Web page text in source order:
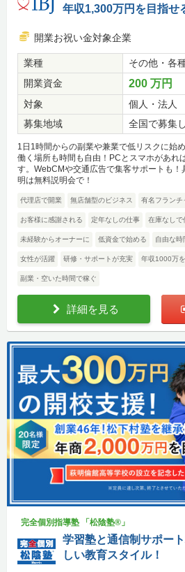
年収1,300万円を目指せ
開業お祝い金対象企業
業種
その他・各
開業資金
200 万円
対象
個人・法人
募集地域
全国で募集
1日1時間からの副業や兼業で低リスクに始
働く場所も時間も自由！PCとスマホがあれ
す。WebCMや交通広告で集客サポートも！
明は無料説明会で！
代理店で開業 無店舗型のビジネス 有名フランチ
お客様に感謝される 定年なしの仕事 在庫なしで
未経験からオーナーに 低資金で始める 自由な時
女性が活躍 研修・サポートが充実 年収1000万
副業・空いた時間で稼ぐ
詳細を見る
完全個別指導塾 「松陰塾®」
学習塾と通信制サポー
しい教育スタイル！